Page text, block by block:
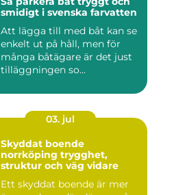
smidigt i svenska farvatten
Att lägga till med båt kan se
enkelt ut på håll, men för
många båtägare är det just
tilläggningen so...
03. jul
Skyddat boende
norrköping trygghet,
struktur och väg vidare
Ett skyddat boende är mer